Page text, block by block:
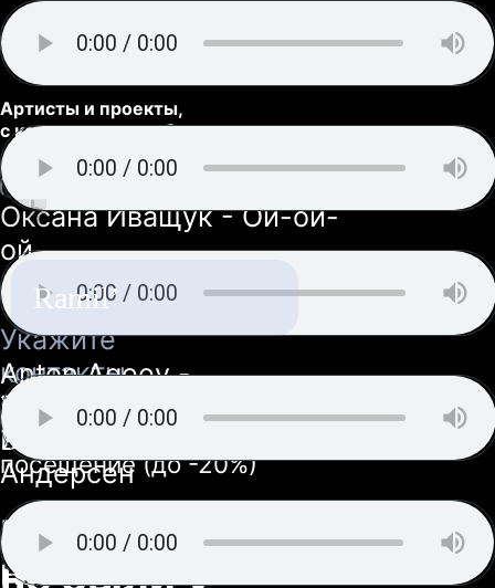
Артисты и проекты,
с которыми мы работали
Ramil’